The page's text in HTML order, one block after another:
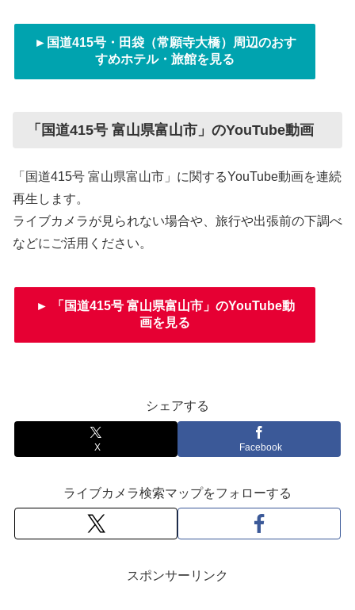
►国道415号・田袋（常願寺大橋）周辺のおす
すめホテル・旅館を見る
「国道415号 富山県富山市」のYouTube動画
「国道415号 富山県富山市」に関するYouTube動画を連続
再生します。
ライブカメラが見られない場合や、旅行や出張前の下調べ
などにご活用ください。
► 「国道415号 富山県富山市」のYouTube動
画を見る
シェアする
X Facebook
ライブカメラ検索マップをフォローする
スポンサーリンク